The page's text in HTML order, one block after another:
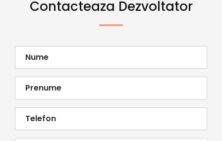
Contacteaza Dezvoltator